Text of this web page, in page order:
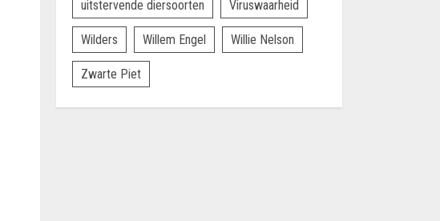
uitstervende diersoorten Viruswaarheid
Wilders Willem Engel Willie Nelson
Zwarte Piet